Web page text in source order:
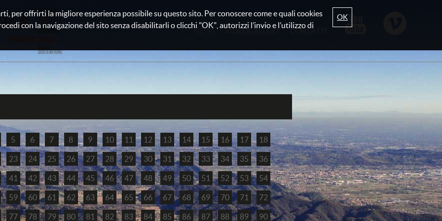
per offrirti la migliore esperienza possibile su questo sito. Per conoscere come e quali cookies
con la navigazione del sito senza disabilitarli o clicchi "OK", autorizzi l’invio e l’utilizzo di
OK
NEWS VIDEOGALLERY CONTATTI
5 6 7 8 9 10 11 12 13 14 15 16 17 18
23 24 25 26 27 28 29 30 31 32 33 34 35 36
41 42 43 44 45 46 47 48 49 50 51 52 53 54
59 60 61 62 63 64 65 66 67 68 69 70 71 72
77 78 79 80 81 82 83 84 85 86 87 88 89 90